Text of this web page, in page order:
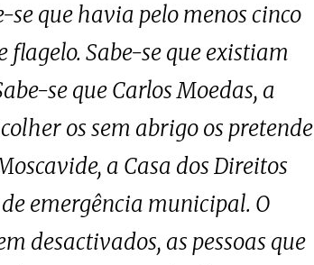
que havia pelo menos cinco
flagelo. Sabe-se que existiam
se que Carlos Moedas, a
os sem abrigo os pretende
a Casa dos Direitos
emergência municipal. O
desactivados, as pessoas que